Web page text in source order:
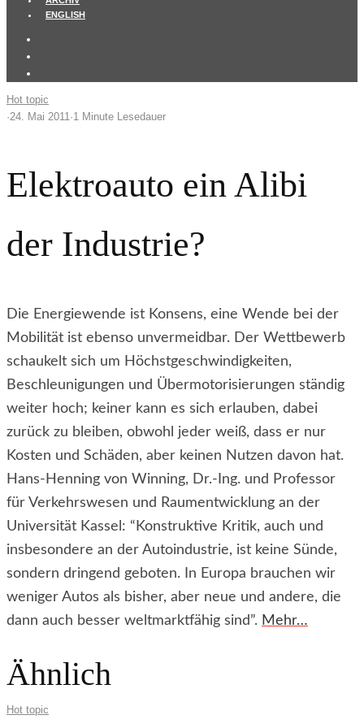
ENGLISH
Hot topic
·24. Mai 2011·1 Minute Lesedauer
Elektroauto ein Alibi
der Industrie?
Die Energiewende ist Konsens, eine Wende bei der
Mobilität ist ebenso unvermeidbar. Der Wettbewerb
schaukelt sich um Höchstgeschwindigkeiten,
Beschleunigungen und Übermotorisierungen ständig
weiter hoch; keiner kann es sich erlauben, dabei
zurück zu bleiben, obwohl jeder weiß, dass er nur
Kosten und Schäden, aber keinen Nutzen davon hat.
Hans-Henning von Winning, Dr.-Ing. und Professor
für Verkehrswesen und Raumentwicklung an der
Universität Kassel: “Konstruktive Kritik, auch und
insbesondere an der Autoindustrie, ist keine Sünde,
sondern dringend geboten. In Europa brauchen wir
weniger Autos als bisher, aber neue und andere, die
dann auch besser weltmarktfähig sind”. Mehr…
Ähnlich
Hot topic